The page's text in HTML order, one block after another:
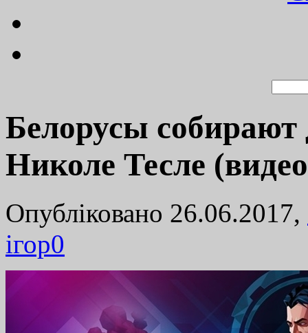
Белорусы собирают
Николе Тесле
Опубліковано 26.06.2017,
ігор0